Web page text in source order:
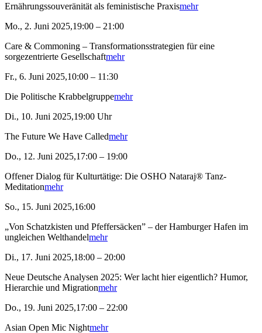
Ernährungssouveränität als feministische Praxismehr
Mo., 2. Juni 2025,19:00 – 21:00
Care & Commoning – Transformationsstrategien für eine
sorgezentrierte Gesellschaftmehr
Fr., 6. Juni 2025,10:00 – 11:30
Die Politische Krabbelgruppemehr
Di., 10. Juni 2025,19:00 Uhr
The Future We Have Calledmehr
Do., 12. Juni 2025,17:00 – 19:00
Offener Dialog für Kulturtätige: Die OSHO Nataraj® Tanz-
Meditationmehr
So., 15. Juni 2025,16:00
„Von Schatzkisten und Pfeffersäcken” – der Hamburger Hafen im
ungleichen Welthandelmehr
Di., 17. Juni 2025,18:00 – 20:00
Neue Deutsche Analysen 2025: Wer lacht hier eigentlich? Humor,
Hierarchie und Migrationmehr
Do., 19. Juni 2025,17:00 – 22:00
Asian Open Mic Nightmehr